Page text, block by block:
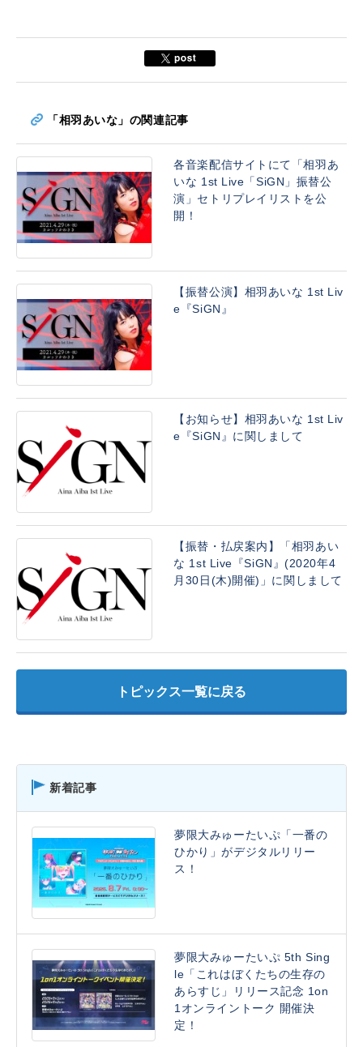
「相羽あいな」の関連記事
各音楽配信サイトにて「相羽あ
いな 1st Live「SiGN」振替公
演」セトリプレイリストを公
開！
【振替公演】相羽あいな 1st Liv
e『SiGN』
【お知らせ】相羽あいな 1st Liv
e『SiGN』に関しまして
【振替・払戻案内】「相羽あい
な 1st Live『SiGN』(2020年4
月30日(木)開催)」に関しまして
トピックス一覧に戻る
新着記事
夢限大みゅーたいぷ「一番の
ひかり」がデジタルリリー
ス！
夢限大みゅーたいぷ 5th Sing
le「これはぼくたちの生存の
あらすじ」リリース記念 1on
1オンライントーク 開催決
定！